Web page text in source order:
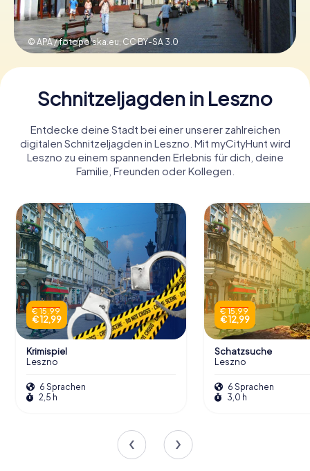
Gutscheine bestellen
© APA / fotopolska.eu, CC BY-SA 3.0
Schnitzeljagden in Leszno
Entdecke deine Stadt bei einer unserer zahlreichen
digitalen Schnitzeljagden in Leszno. Mit myCityHunt wird
Leszno zu einem spannenden Erlebnis für dich, deine
Familie, Freunden oder Kollegen.
€ 15,99
€ 12,99
Krimispiel
Leszno
6 Sprachen
2,5 h
€ 15,99
€ 12,99
Schatzsuche
Leszno
6 Sprachen
3,0 h